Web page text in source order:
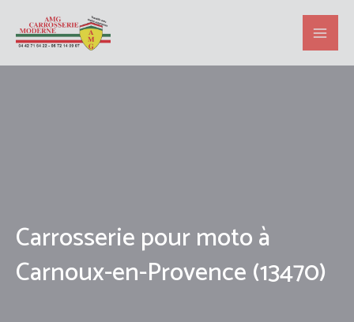
contenu
Carrosserie pour moto à
Carnoux-en-Provence (13470)